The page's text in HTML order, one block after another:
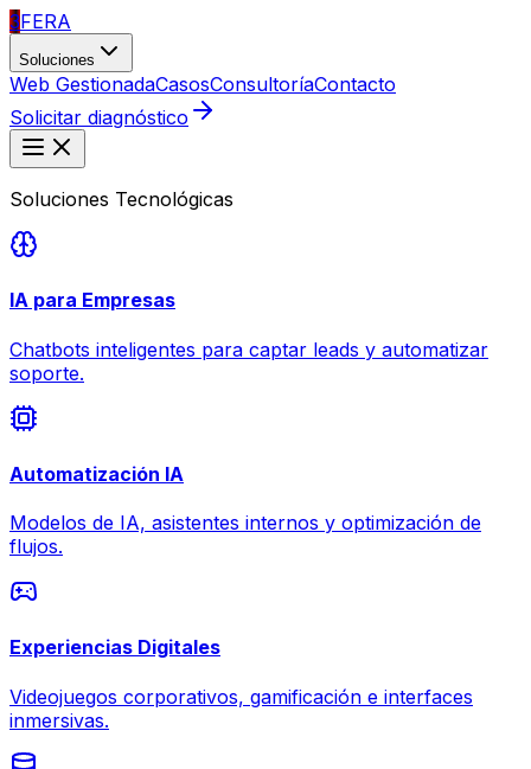
3FERA
Soluciones
Web GestionadaCasosConsultoríaContacto
Solicitar diagnóstico
Soluciones Tecnológicas
IA para Empresas
Chatbots inteligentes para captar leads y automatizar
soporte.
Automatización IA
Modelos de IA, asistentes internos y optimización de
flujos.
Experiencias Digitales
Videojuegos corporativos, gamificación e interfaces
inmersivas.